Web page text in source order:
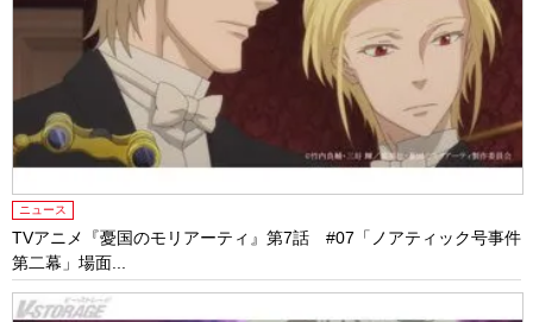
ニュース
TVアニメ『憂国のモリアーティ』第7話 #07「ノアティック号事件
第二幕」場面...